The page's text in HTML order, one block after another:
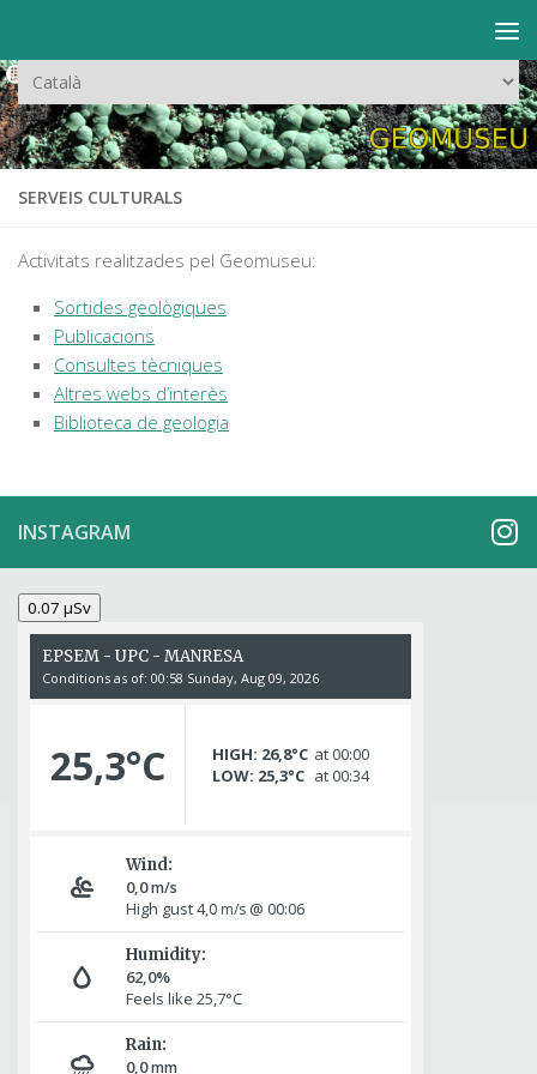
Trieu
un
idioma
SERVEIS CULTURALS
Activitats realitzades pel Geomuseu:
Sortides geològiques
Publicacions
Consultes tècniques
Altres webs d’interès
Biblioteca de geologia
INSTAGRAM
0.07 µSv